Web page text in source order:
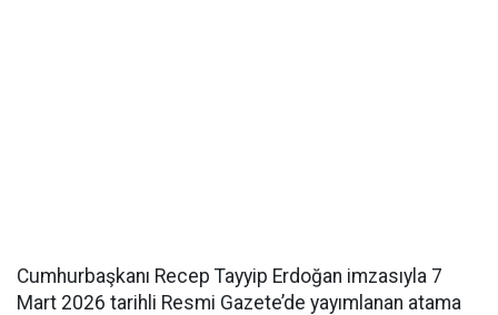
Cumhurbaşkanı Recep Tayyip Erdoğan imzasıyla 7
Mart 2026 tarihli Resmi Gazete’de yayımlanan atama